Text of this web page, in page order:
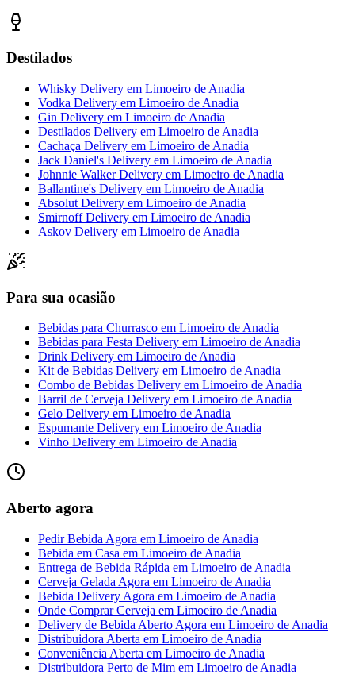
Destilados
Whisky Delivery em Limoeiro de Anadia
Vodka Delivery em Limoeiro de Anadia
Gin Delivery em Limoeiro de Anadia
Destilados Delivery em Limoeiro de Anadia
Cachaça Delivery em Limoeiro de Anadia
Jack Daniel's Delivery em Limoeiro de Anadia
Johnnie Walker Delivery em Limoeiro de Anadia
Ballantine's Delivery em Limoeiro de Anadia
Absolut Delivery em Limoeiro de Anadia
Smirnoff Delivery em Limoeiro de Anadia
Askov Delivery em Limoeiro de Anadia
Para sua ocasião
Bebidas para Churrasco em Limoeiro de Anadia
Bebidas para Festa Delivery em Limoeiro de Anadia
Drink Delivery em Limoeiro de Anadia
Kit de Bebidas Delivery em Limoeiro de Anadia
Combo de Bebidas Delivery em Limoeiro de Anadia
Barril de Cerveja Delivery em Limoeiro de Anadia
Gelo Delivery em Limoeiro de Anadia
Espumante Delivery em Limoeiro de Anadia
Vinho Delivery em Limoeiro de Anadia
Aberto agora
Pedir Bebida Agora em Limoeiro de Anadia
Bebida em Casa em Limoeiro de Anadia
Entrega de Bebida Rápida em Limoeiro de Anadia
Cerveja Gelada Agora em Limoeiro de Anadia
Bebida Delivery Agora em Limoeiro de Anadia
Onde Comprar Cerveja em Limoeiro de Anadia
Delivery de Bebida Aberto Agora em Limoeiro de Anadia
Distribuidora Aberta em Limoeiro de Anadia
Conveniência Aberta em Limoeiro de Anadia
Distribuidora Perto de Mim em Limoeiro de Anadia